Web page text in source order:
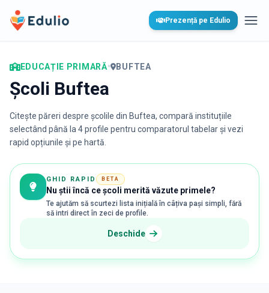
Edulio Prezență pe Edulio
EDUCAȚIE PRIMARĂ• BUFTEA
Școli Buftea
Citește păreri despre școlile din Buftea, compară instituțiile
selectând până la 4 profile pentru comparatorul tabelar și vezi
rapid opțiunile și pe hartă.
GHID RAPID BETA
Nu știi încă ce școli merită văzute primele?
Te ajutăm să scurtezi lista inițială în câțiva pași simpli, fără
să intri direct în zeci de profile.
Deschide